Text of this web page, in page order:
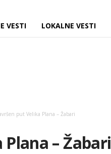
VESTI LOKALNE VESTI
put Velika Plana – Žabari
– Žabari